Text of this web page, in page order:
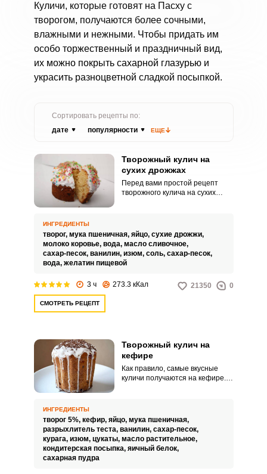
Куличи, которые готовят на Пасху с
творогом, получаются более сочными,
влажными и нежными. Чтобы придать им
особо торжественный и праздничный вид,
их можно покрыть сахарной глазурью и
украсить разноцветной сладкой посыпкой.
Сортировать рецепты по:
дате
популярности ЕЩЕ
Творожный кулич на
сухих дрожжах
Перед вами простой рецепт
творожного кулича на сухих
как показывает практика,
выпечка получается пышной и
на сухих дрожжах.
ИНГРЕДИЕНТЫ
творог, мука пшеничная, яйцо, сухие дрожжи,
молоко коровье, вода, масло сливочное,
сахар-песок, ванилин, изюм, соль, сахар-песок,
вода, желатин пищевой
3 ч 273.3 кКал 21350 0
СМОТРЕТЬ РЕЦЕПТ
Творожный кулич на
кефире
Как правило, самые вкусные
куличи получаются на кефире. А
приготовления пасхальных
куличей среди множества очень
сложно.
ИНГРЕДИЕНТЫ
творог 5%, кефир, яйцо, мука пшеничная,
разрыхлитель теста, ванилин, сахар-песок,
курага, изюм, цукаты, масло растительное,
кондитерская посыпка, яичный белок,
сахарная пудра